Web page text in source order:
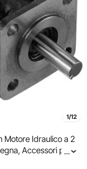
1/12
Motore Idraulico a 2
Accessori per
Motore Idraulico,
...